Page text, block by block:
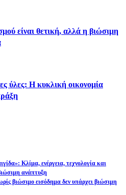
είναι θετική, αλλά η βιώσιμη
ύλες: Η κυκλική οικονομία
Κλίμα, ενέργεια, τεχνολογία και
ανάπτυξη
βιώσιμο εισόδημα δεν υπάρχει βιώσιμη